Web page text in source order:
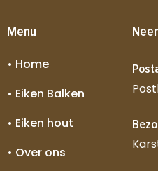
Menu
• Home
• Eiken Balken
• Eiken hout
• Over ons